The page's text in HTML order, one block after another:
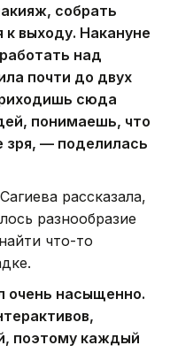
собрать
к выходу. Накануне
над
почти до двух
сюда
понимаешь, что
зря, — поделилась
рассказала,
разнообразие
что-то
насыщенно.
поэтому каждый